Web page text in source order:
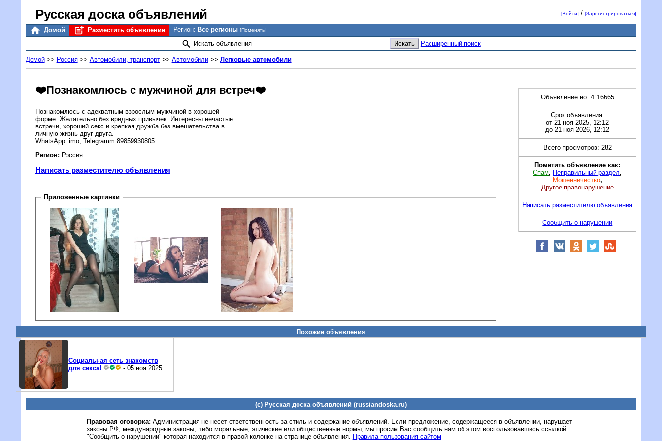
Русская доска объявлений [Войти] /[Зарегистрироваться]
Домой Разместить объявление Регион: Все регионы [Поменять]
Искать объявления Расширенный поиск
Домой>> Россия>> Автомобили, транспорт>> Автомобили>> Легковые автомобили
❤️Познакомлюсь с мужчиной для встреч❤️
Познакомлюсь с адекватным взрослым мужчиной в хорошей
форме. Желательно без вредных привычек. Интересны нечастые
встречи, хороший секс и крепкая дружба без вмешательства в
личную жизнь друг друга.
WhatsApp, imo, Telegramm 89859930805
Регион: Россия
Написать разместителю объявления
Приложенные картинки
Объявление но. 4116665
Срок объявления:
от 21 ноя 2025, 12:12
до 21 ноя 2026, 12:12
Всего просмотров: 282
Пометить объявление как:
Спам, Неправильный раздел,
Мошенничество,
Другое правонарушение
Написать разместителю объявления
Сообщить о нарушении
Похожие объявления
Социальная сеть знакомств
для секса!
- 05 ноя 2025
(c) Русская доска объявлений (russiandoska.ru)
Правовая оговорка: Администрация не несет ответственность за стиль и содержание объявлений. Если предложение, содержащееся в объявлении, нарушает
законы РФ, международные законы, либо моральные, этические или общественные нормы, мы просим Вас сообщить нам об этом воспользовавшись ссылкой
"Сообщить о нарушении" которая находится в правой колонке на странице объявления. Правила пользования сайтом